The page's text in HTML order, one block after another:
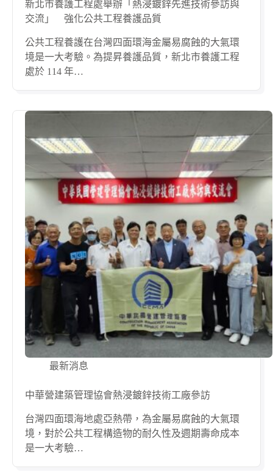
新北市養護工程處舉辦「熱浸鍍鋅先進技術參訪與
交流」 強化公共工程養護品質
公共工程養護在台灣四面環海金屬易腐蝕的大氣環
境是一大考驗。為提昇養護品質，新北市養護工程
處於 114 年…
最新消息
中華營建築管理協會熱浸鍍鋅技術工廠參訪
台灣四面環海地處亞熱帶，為金屬易腐蝕的大氣環
境，對於公共工程構造物的耐久性及週期壽命成本
是一大考驗…